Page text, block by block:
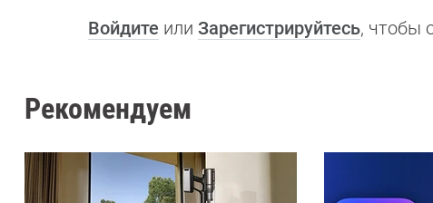
Войдите или Зарегистрируйтесь, чтобы
Рекомендуем